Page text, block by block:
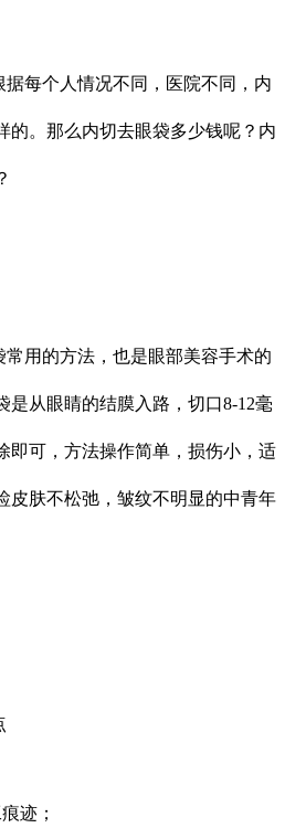
每个人情况不同，医院不同，内
的。那么内切去眼袋多少钱呢？内
用的方法，也是眼部美容手术的
是从眼睛的结膜入路，切口8-12毫
即可，方法操作简单，损伤小，适
皮肤不松弛，皱纹不明显的中青年
迹；